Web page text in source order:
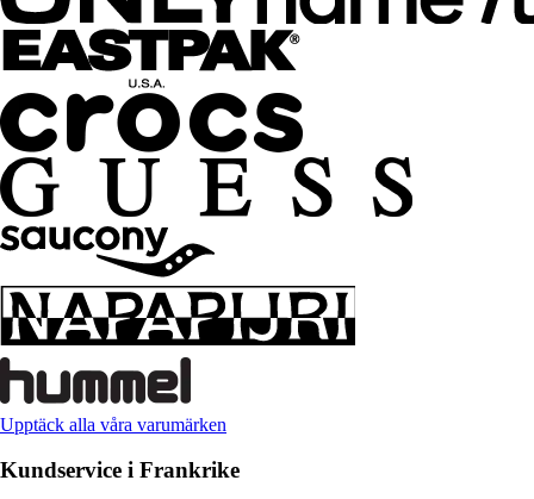
Upptäck alla våra varumärken
Kundservice i Frankrike